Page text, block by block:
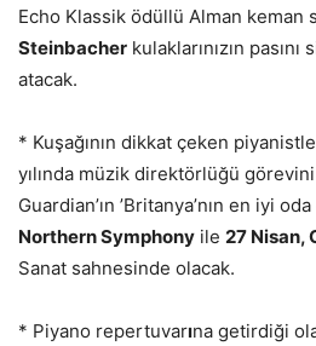
Echo Klassik ödüllü Alman keman
Steinbacher kulaklarınızın
atacak.
* Kuşağının dikkat çeken
yılında müzik direktörlüğü
Guardian’ın ’Britanya’nın en iyi
Northern Symphony ile 27 Nisan,
Sanat sahnesinde olacak.
* Piyano repertuvarına getirdiği